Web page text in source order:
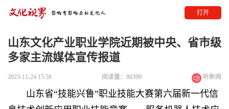
打开
山东文化产业职业学院近期被中央、省市级
多家主流媒体宣传报道
2023-11-24 15:58 阅读量：86399 听新闻
山东省“技能兴鲁”职业技能大赛第六届新一代信